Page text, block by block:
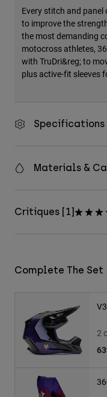
Every stitch and
to improve the
the most demanding
motocross athletes,
with TruDri&reg; to
plus active-fit sleeves
Specifications
Materials &
Critiques [1]
Complete The Set
2